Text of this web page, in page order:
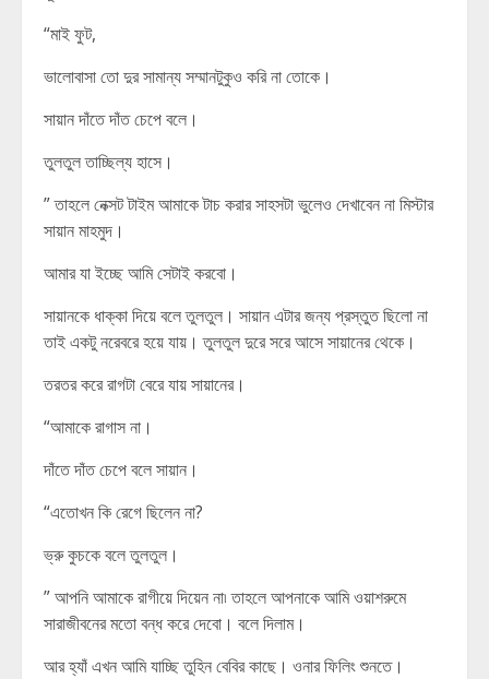
“মাই ফুট,
ভালোবাসা তো দুর সামান্য সম্মানটুকুও করি না তোকে।
সায়ান দাঁতে দাঁত চেপে বলে।
তুলতুল তাচ্ছিল্য হাসে।
” তাহলে নেক্সট টাইম আমাকে টাচ করার সাহসটা ভুলেও দেখাবেন না মিস্টার
সায়ান মাহমুদ।
আমার যা ইচ্ছে আমি সেটাই করবো।
সায়ানকে ধাক্কা দিয়ে বলে তুলতুল। সায়ান এটার জন্য প্রস্তুত ছিলো না
তাই একটু নরেবরে হয়ে যায়। তুলতুল দুরে সরে আসে সায়ানের থেকে।
তরতর করে রাগটা বেরে যায় সায়ানের।
“আমাকে রাগাস না।
দাঁতে দাঁত চেপে বলে সায়ান।
“এতোখন কি রেগে ছিলেন না?
ভ্রু কুচকে বলে তুলতুল।
” আপনি আমাকে রাগীয়ে দিয়েন না৷ তাহলে আপনাকে আমি ওয়াশরুমে
সারাজীবনের মতো বন্ধ করে দেবো। বলে দিলাম।
আর হ্যাঁ এখন আমি যাচ্ছি তুহিন বেবির কাছে। ওনার ফিলিং শুনতে।